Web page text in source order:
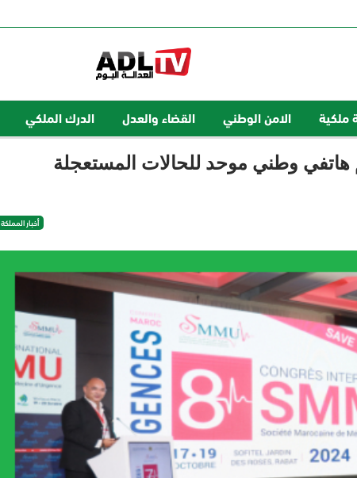
ملكية الامن الوطني القضاء والعدل الدرك الملكي
هاتفي وطني موحد للحالات المستعجلة
أخبار المملكة